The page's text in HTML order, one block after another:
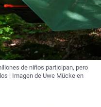
de niños participan, pero
| Imagen de Uwe Mücke en